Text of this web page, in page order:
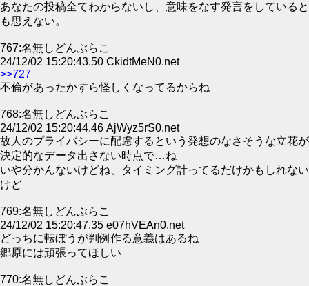
あなたの投稿全てわからないし、意味をなす発言をしていると
も思えない。
767:名無しどんぶらこ
24/12/02 15:20:43.50 CkidtMeN0.net
>>727
不倫があったかすら怪しくなってるからね
768:名無しどんぶらこ
24/12/02 15:20:44.46 AjWyz5rS0.net
故人のプライバシーに配慮するという発想のなさそうな立花が
決定的なデータ出さない時点で…ね
いや分かんないけどね、タイミング計ってるだけかもしれない
けど
769:名無しどんぶらこ
24/12/02 15:20:47.35 e07hVEAn0.net
どっちに転ぼうが判例作る意義はあるね
郷原には頑張ってほしい
770:名無しどんぶらこ